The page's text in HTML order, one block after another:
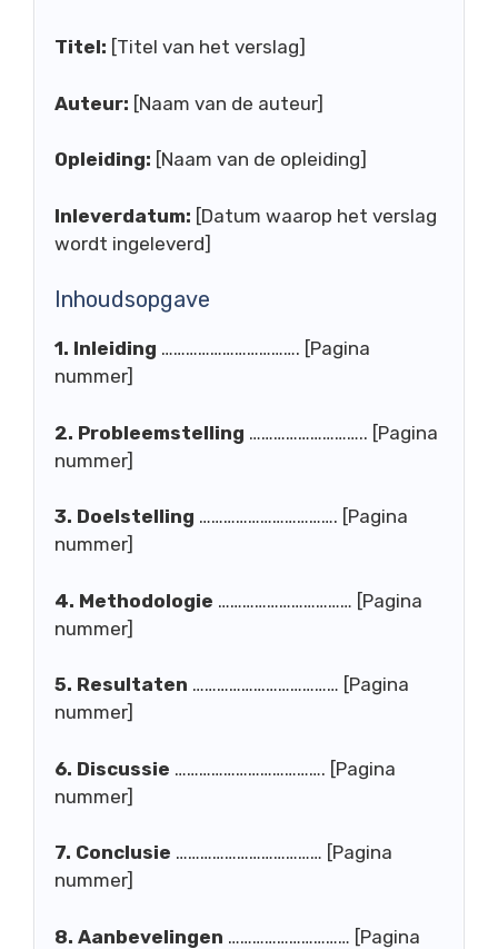
Titel: [Titel van het verslag]
Auteur: [Naam van de auteur]
Opleiding: [Naam van de opleiding]
Inleverdatum: [Datum waarop het verslag
wordt ingeleverd]
Inhoudsopgave
1. Inleiding ……………………………. [Pagina
nummer]
2. Probleemstelling ……………………….. [Pagina
nummer]
3. Doelstelling ……………………………. [Pagina
nummer]
4. Methodologie …………………………… [Pagina
nummer]
5. Resultaten ……………………………… [Pagina
nummer]
6. Discussie ………………………………. [Pagina
nummer]
7. Conclusie ……………………………… [Pagina
nummer]
8. Aanbevelingen ………………………… [Pagina